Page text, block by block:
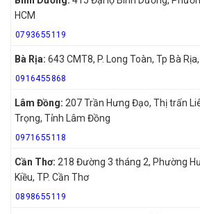
HCM
0793655119
Bà Rịa: 643 CMT8, P. Long Toàn, Tp Bà
0916455868
Lâm Đồng: 207 Trần Hưng Đạo, Thị trấn
Trọng, Tỉnh Lâm Đồng
0971655118
Cần Thơ: 218 Đường 3 tháng 2, Phường
Kiều, TP. Cần Thơ
0898655119